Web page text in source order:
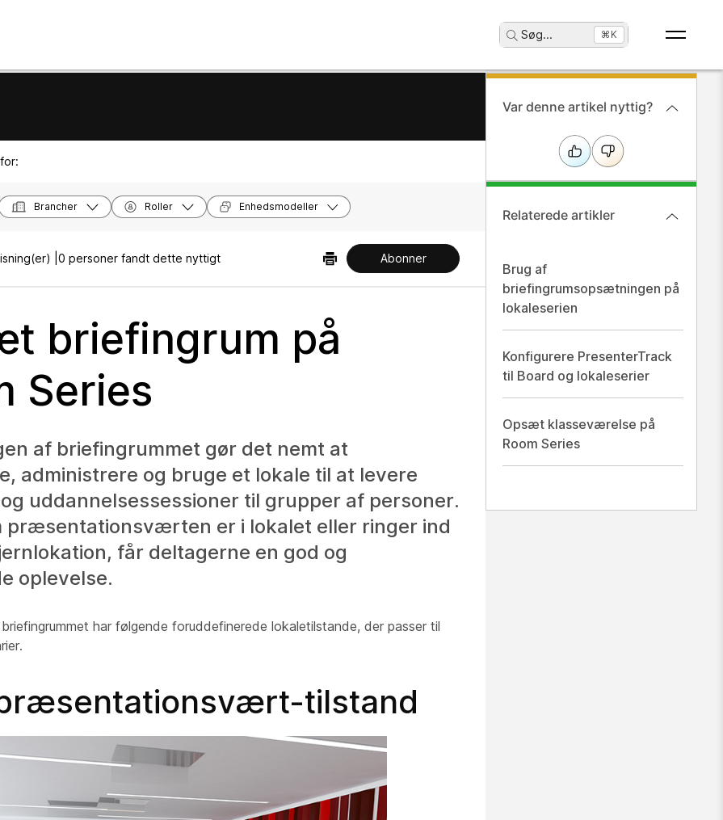
Søg... ⌘K
Brancher Roller Enhedsmodeller
| 0 personer fandt dette nyttigt Abonner
briefingrum på
Series
af briefingrummet gør det nemt at
administrere og bruge et lokale til at levere
uddannelsessessioner til grupper af personer.
præsentationsværten er i lokalet eller ringer ind
får deltagerne en god og
oplevelse.
har følgende foruddefinerede lokaletilstande, der passer til
tilstand
Var denne artikel nyttig?
Relaterede artikler
Brug af
briefingrumsopsætningen på
lokaleserien
Konfigurere PresenterTrack
til Board og lokaleserier
Opsæt klasseværelse på
Room Series